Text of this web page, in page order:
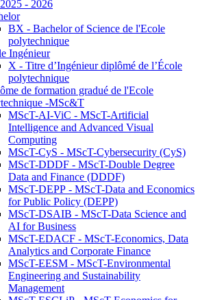
- 2026
BX - Bachelor of Science de l'Ecole
polytechnique
Ingénieur
X - Titre d’Ingénieur diplômé de l’École
polytechnique
de formation gradué de l'Ecole
-MSc&T
MScT-AI-ViC - MScT-Artificial
Intelligence and Advanced Visual
Computing
MScT-CyS - MScT-Cybersecurity (CyS)
MScT-DDDF - MScT-Double Degree
Data and Finance (DDDF)
MScT-DEPP - MScT-Data and Economics
for Public Policy (DEPP)
MScT-DSAIB - MScT-Data Science and
AI for Business
MScT-EDACF - MScT-Economics, Data
Analytics and Corporate Finance
MScT-EESM - MScT-Environmental
Engineering and Sustainability
Management